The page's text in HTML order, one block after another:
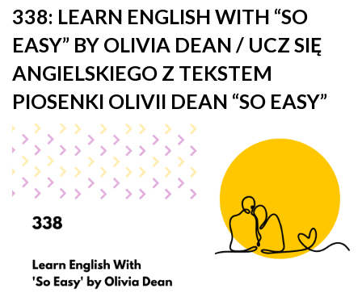
338: LEARN ENGLISH WITH “SO
EASY” BY OLIVIA DEAN / UCZ SIĘ
ANGIELSKIEGO Z TEKSTEM
PIOSENKI OLIVII DEAN “SO EASY”